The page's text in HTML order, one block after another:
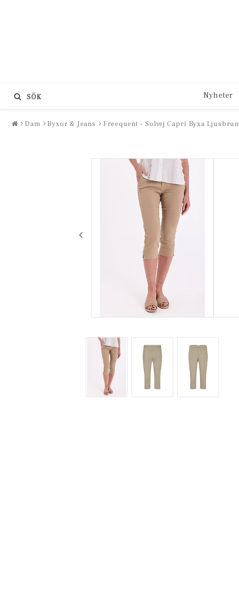
Nyheter
SÖK
Dam Byxor & Jeans Freequent - Solvej Capri Byxa Ljusbrun